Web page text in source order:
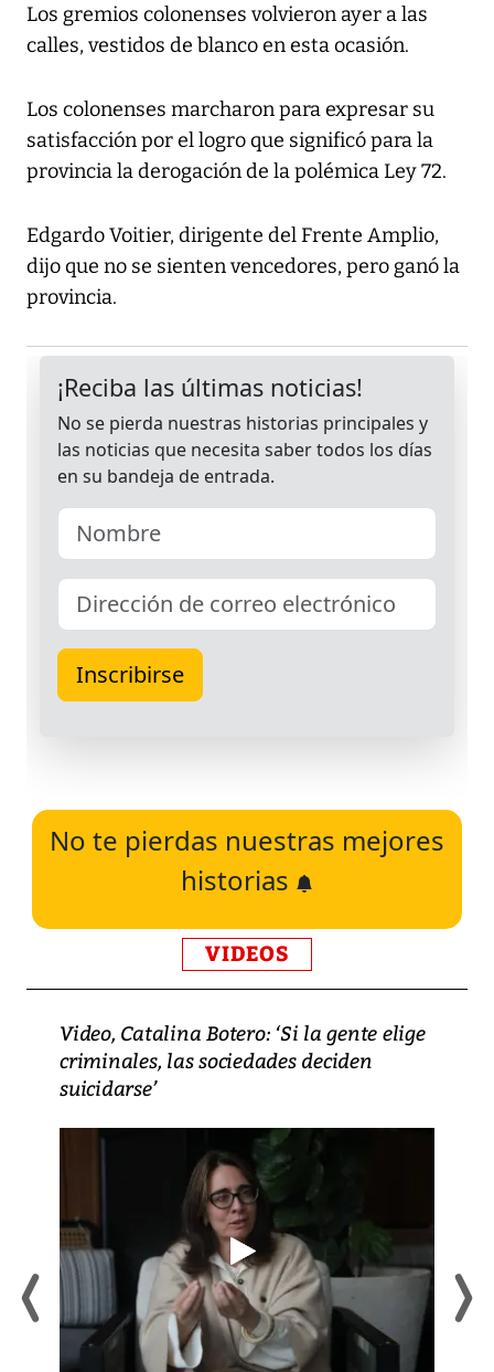
Los gremios colonenses volvieron ayer a las
calles, vestidos de blanco en esta ocasión.
Los colonenses marcharon para expresar su
satisfacción por el logro que significó para la
provincia la derogación de la polémica Ley 72.
Edgardo Voitier, dirigente del Frente Amplio,
dijo que no se sienten vencedores, pero ganó la
provincia.
No te pierdas nuestras mejores
historias
VIDEOS
Video, Catalina Botero: ‘Si la gente elige
criminales, las sociedades deciden
suicidarse’